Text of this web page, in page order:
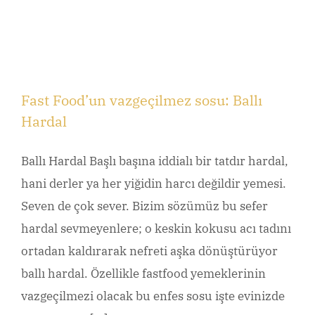
Fast Food’un vazgeçilmez sosu: Ballı
Hardal
Ballı Hardal Başlı başına iddialı bir tatdır hardal,
hani derler ya her yiğidin harcı değildir yemesi.
Seven de çok sever. Bizim sözümüz bu sefer
hardal sevmeyenlere; o keskin kokusu acı tadını
ortadan kaldırarak nefreti aşka dönüştürüyor
ballı hardal. Özellikle fastfood yemeklerinin
vazgeçilmezi olacak bu enfes sosu işte evinizde